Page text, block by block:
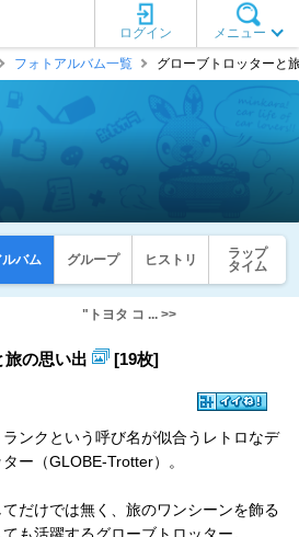
メニュー
ログイン
フォトアルバム一覧 グローブトロッターと
ルバム グループ ヒストリ
ラップ
タイム
"トヨタ コ ... >>
旅の思い出 [19枚]
ンクという呼び名が似合うレトロなデ
ー（GLOBE-Trotter）。
だけでは無く、旅のワンシーンを飾る